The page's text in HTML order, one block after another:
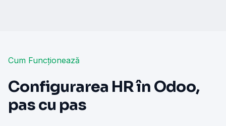
Cum Funcționează
Configurarea HR în Odoo,
pas cu pas